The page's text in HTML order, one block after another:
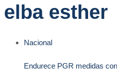
elba esther
Nacional
Endurece PGR medidas